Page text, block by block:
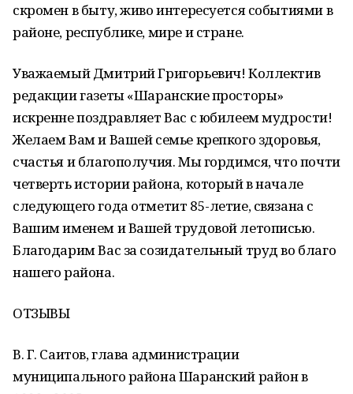
скромен в быту, живо интересуется событиями в
районе, республике, мире и стране.
Уважаемый Дмитрий Григорьевич! Коллектив
редакции газеты «Шаранские просторы»
искренне поздравляет Вас с юбилеем мудрости!
Желаем Вам и Вашей семье крепкого здоровья,
счастья и благополучия. Мы гордимся, что почти
четверть истории района, который в начале
следующего года отметит 85-летие, связана с
Вашим именем и Вашей трудовой летописью.
Благодарим Вас за созидательный труд во благо
нашего района.
ОТЗЫВЫ
В. Г. Саитов, глава администрации
муниципального района Шаранский район в